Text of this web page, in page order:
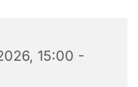
15:00 -